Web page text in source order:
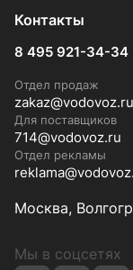
Контакты
8 495 921-34-34
Отдел продаж
zakaz@vodovoz.ru
Для поставщиков
714@vodovoz.ru
Отдел рекламы
Москва,
Мы в соцсетях